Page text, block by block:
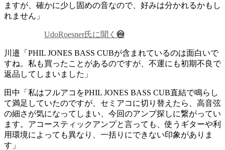
ますが、確かに少し固めの音なので、好みは分かれるかもし
れません」
UdoRoesner氏に聞く❷
川邉「PHIL JONES BASS CUBが含まれているのは面白いで
すね。私も買ったことがあるのですが、不運にも初期不良で
返品してしまいました」
田中「私はフルアコをPHIL JONES BASS CUB直結で鳴らし
て満足していたのですが、セミアコに切り替えたら、高音弦
の細さが気になってしまい、今回のアンプ探しに繋がってい
ます。アコースティックアンプと言っても、使うギターや利
用環境によっても異なり、一括りにできない印象がありま
す」